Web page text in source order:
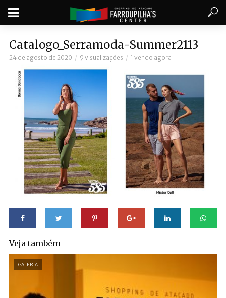
Catalogo_Serramoda-Summer2113
24 de agosto de 2020 9 visualizações 1 vendo agora
Veja também
GALERIA